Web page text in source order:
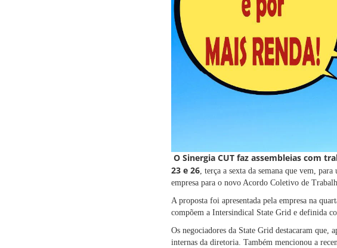
O Sinergia CUT faz assembleias com
23 e 26, terça a sexta da semana que vem,
empresa para o novo Acordo Coletivo de
A proposta foi apresentada pela empresa na
compõem a Intersindical State Grid e definida
Os negociadores da State Grid destacaram
internas da diretoria. Também mencionou a